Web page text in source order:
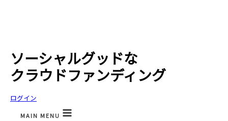
ソーシャルグッドな
クラウドファンディング
ログイン
MAIN MENU